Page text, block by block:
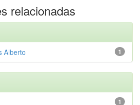
relacionadas
1
Alberto
1